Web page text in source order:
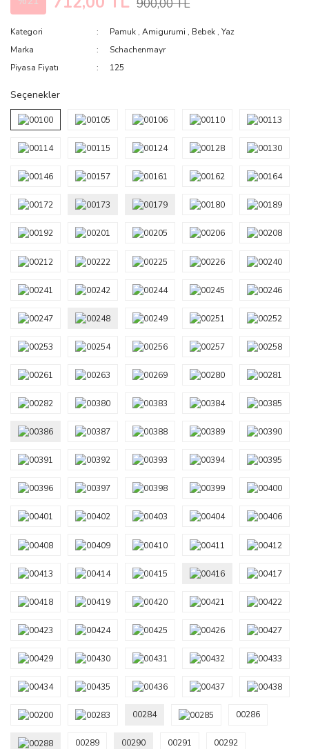
900,00 TL
Kategori Pamuk ,Amigurumi , Bebek ,Yaz
Marka
Schachenmayr
Piyasa Fiyatı
125
Seçenekler
00284 00286
00289 00290 00291 00292